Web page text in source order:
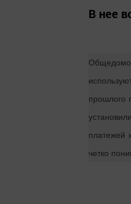
В нее
прошлого
платежей
четко